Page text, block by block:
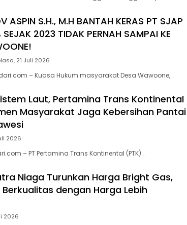
ASPIN S.H., M.H BANTAH KERAS PT SJAP
2023 TIDAK PERNAH SAMPAI KE
21 Juli 2026
– Kuasa Hukum masyarakat Desa Wawoone,…
Laut, Pertamina Trans Kontinental
Masyarakat Jaga Kebersihan Pantai
2026
– PT Pertamina Trans Kontinental (PTK)…
Niaga Turunkan Harga Bright Gas,
Berkualitas dengan Harga Lebih
2026